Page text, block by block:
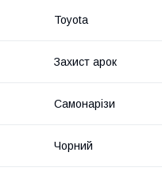
Toyota
Захист арок
Самонарізи
Чорний